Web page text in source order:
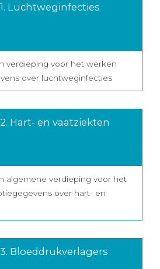
Luchtweginfecties
verdieping voor het werken
over luchtweginfecties
Hart- en vaatziekten
algemene verdieping voor het
over hart- en
Bloeddrukverlagers